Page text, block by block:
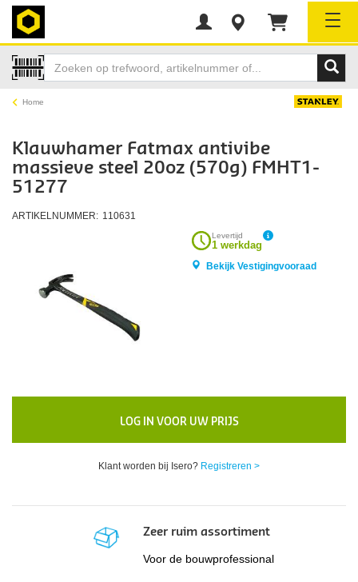
Home
Klauwhamer Fatmax antivibe
massieve steel 20oz (570g) FMHT1-
51277
ARTIKELNUMMER: 110631
Levertijd
1 werkdag
Bekijk Vestigingvooraad
LOG IN VOOR UW PRIJS
Klant worden bij Isero? Registreren >
Zeer ruim assortiment
Voor de bouwprofessional